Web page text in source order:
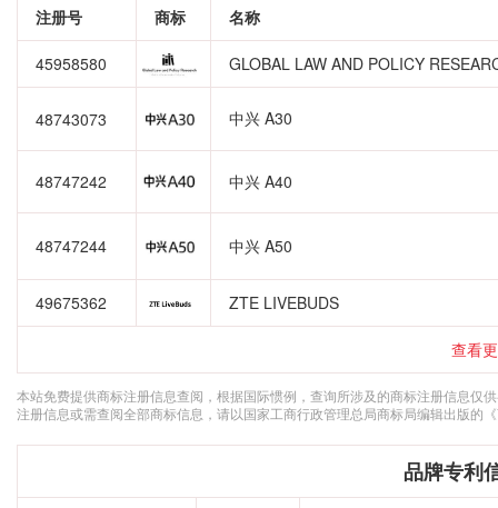
注册号 商标 名称
45958580 GLOBAL LAW AND POLICY
48743073 中兴 A30
48747242 中兴 A40
48747244 中兴 A50
49675362 ZTE LIVEBUDS
查看
本站免费提供商标注册信息查阅，根据国际惯例，查询所涉及的商标注册信息仅
注册信息或需查阅全部商标信息，请以国家工商行政管理总局商标局编辑出版的
品牌专利